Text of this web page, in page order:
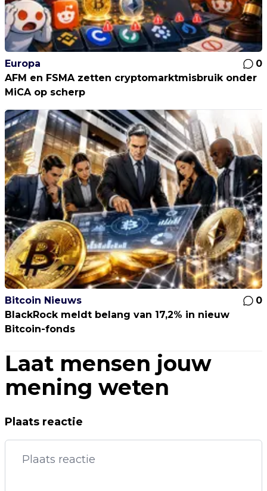
Europa
0
AFM en FSMA zetten cryptomarktmisbruik onder
MiCA op scherp
Bitcoin Nieuws
0
BlackRock meldt belang van 17,2% in nieuw
Bitcoin-fonds
Laat mensen jouw
mening weten
Plaats reactie